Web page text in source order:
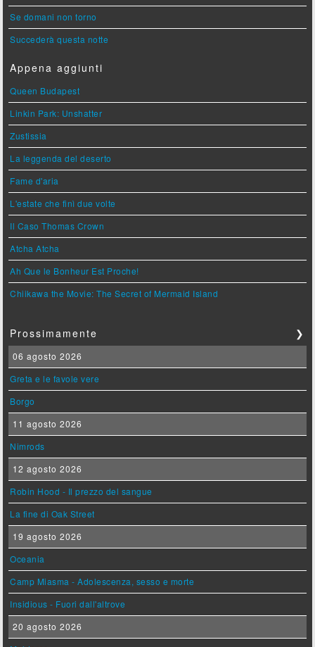
Se domani non torno
Succederà questa notte
Appena aggiunti
Queen Budapest
Linkin Park: Unshatter
Zustissia
La leggenda del deserto
Fame d'aria
L'estate che finì due volte
Il Caso Thomas Crown
Atcha Atcha
Ah Que le Bonheur Est Proche!
Chiikawa the Movie: The Secret of Mermaid Island
Prossimamente ❯
06 agosto 2026
Greta e le favole vere
Borgo
11 agosto 2026
Nimrods
12 agosto 2026
Robin Hood - Il prezzo del sangue
La fine di Oak Street
19 agosto 2026
Oceania
Camp Miasma - Adolescenza, sesso e morte
Insidious - Fuori dall'altrove
20 agosto 2026